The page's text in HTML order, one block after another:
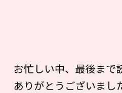
お忙しい中、最後まで
ありがとうございまし